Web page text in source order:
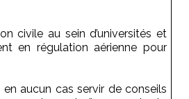
civile au sein d’universités et
en régulation aérienne pour
aucun cas servir de conseils